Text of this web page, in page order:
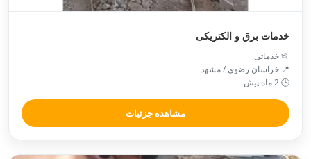
خدمات برق و الکتریکی
📂 خدماتی
📍 خراسان رضوی / مشهد
🕒 2 ماه پیش
مشاهده جزئیات